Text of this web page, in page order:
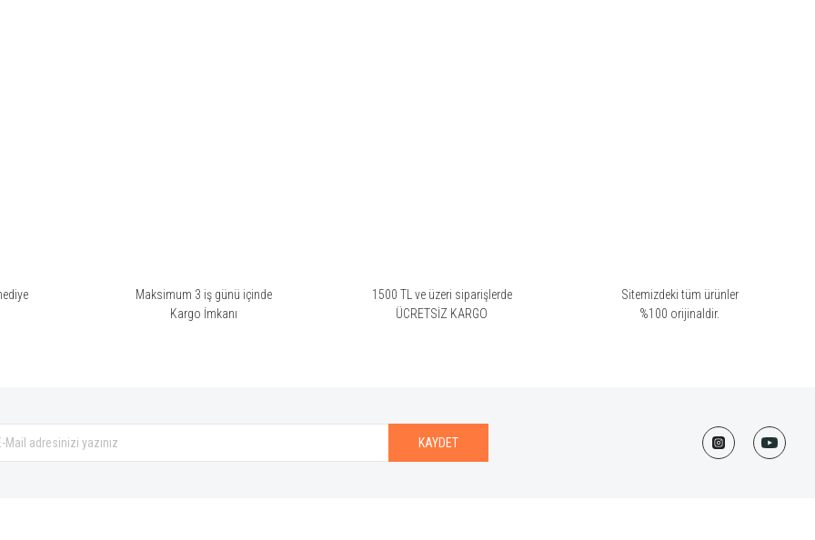
Maksimum 3 iş günü içinde
Kargo İmkanı
1500 TL ve üzeri siparişlerde
ÜCRETSİZ KARGO
Sitemizdeki tüm ürünler
%100 orijinaldir.
KAYDET